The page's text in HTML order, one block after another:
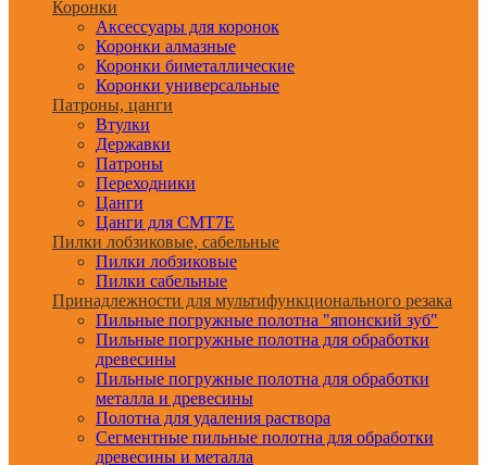
Коронки
Аксессуары для коронок
Коронки алмазные
Коронки биметаллические
Коронки универсальные
Патроны, цанги
Втулки
Державки
Патроны
Переходники
Цанги
Цанги для CMT7E
Пилки лобзиковые, сабельные
Пилки лобзиковые
Пилки сабельные
Принадлежности для мультифункционального резака
Пильные погружные полотна "японский зуб"
Пильные погружные полотна для обработки
древесины
Пильные погружные полотна для обработки
металла и древесины
Полотна для удаления раствора
Сегментные пильные полотна для обработки
древесины и металла